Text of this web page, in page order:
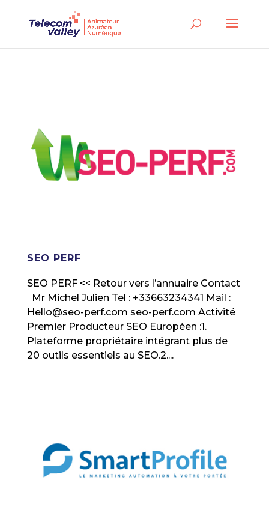
SEO PERF
SEO PERF << Retour vers l’annuaire Contact
Mr Michel Julien Tel : +33663234341 Mail :
Hello@seo-perf.com seo-perf.com Activité
Premier Producteur SEO Européen :1.
Plateforme propriétaire intégrant plus de
20 outils essentiels au SEO.2....